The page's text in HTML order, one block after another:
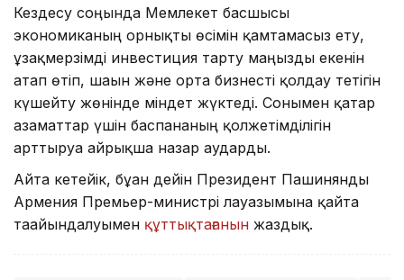
Кездесу соңында Мемлекет басшысы
экономиканың орнықты өсімін қамтамасыз ету,
ұзақмерзімді инвестиция тарту маңызды екенін
атап өтіп, шағын және орта бизнесті қолдау тетігін
күшейту жөнінде міндет жүктеді. Сонымен қатар
азаматтар үшін баспананың қолжетімділігін
арттыруға айрықша назар аударды.
Айта кетейік, бұған дейін Президент Пашинянды
Армения Премьер-министрі лауазымына қайта
тағайындалуымен құттықтағанын жаздық.